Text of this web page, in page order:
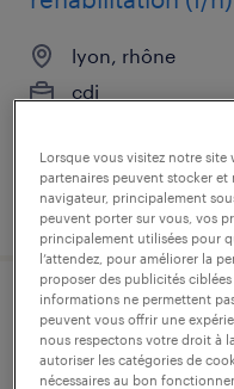
lyon, rhône
cdi
publié le 24 juillet
chef d'équipe
vaulx-en-velin,
Lorsque vous visitez notre site
partenaires peuvent stocker
navigateur, principalement
peuvent porter sur vous, vos
principalement utilisées pour
l’attendez, pour améliorer la
proposer des publicités ciblées
informations ne permettent
peuvent vous offrir une
nous respectons votre droit à
autoriser les catégories de
nécessaires au bon